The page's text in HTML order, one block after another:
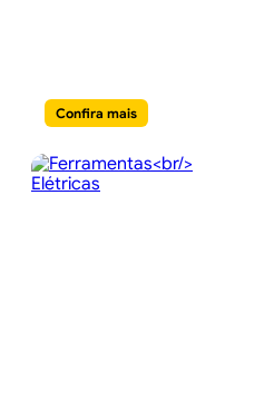
Confira mais